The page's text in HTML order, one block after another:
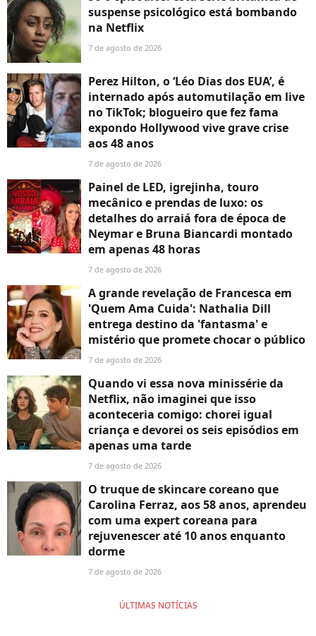
suspense psicológico está bombando
na Netflix
7 de agosto de 2026
Perez Hilton, o ‘Léo Dias dos EUA’, é
internado após automutilação em live
no TikTok; blogueiro que fez fama
expondo Hollywood vive grave crise
aos 48 anos
7 de agosto de 2026
Painel de LED, igrejinha, touro
mecânico e prendas de luxo: os
detalhes do arraiá fora de época de
Neymar e Bruna Biancardi montado
em apenas 48 horas
7 de agosto de 2026
A grande revelação de Francesca em
'Quem Ama Cuida': Nathalia Dill
entrega destino da 'fantasma' e
mistério que promete chocar o público
7 de agosto de 2026
Quando vi essa nova minissérie da
Netflix, não imaginei que isso
aconteceria comigo: chorei igual
criança e devorei os seis episódios em
apenas uma tarde
7 de agosto de 2026
O truque de skincare coreano que
Carolina Ferraz, aos 58 anos, aprendeu
com uma expert coreana para
rejuvenescer até 10 anos enquanto
dorme
7 de agosto de 2026
ÚLTIMAS NOTÍCIAS